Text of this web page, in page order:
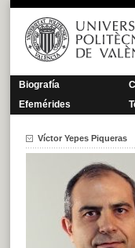
Saltar
contenido
Biografía
Efemérides
Víctor Yepes Piqueras